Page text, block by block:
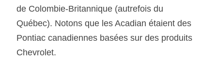
de Colombie-Britannique (autrefois du
Québec). Notons que les Acadian étaient des
Pontiac canadiennes basées sur des produits
Chevrolet.